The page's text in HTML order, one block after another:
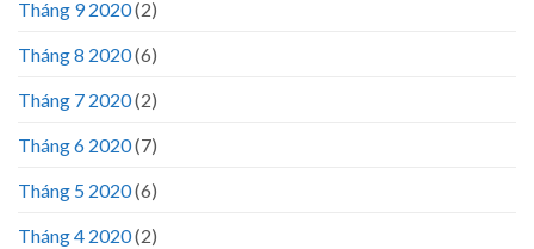
Tháng 9 2020(2)
Tháng 8 2020(6)
Tháng 7 2020(2)
Tháng 6 2020(7)
Tháng 5 2020(6)
Tháng 4 2020(2)